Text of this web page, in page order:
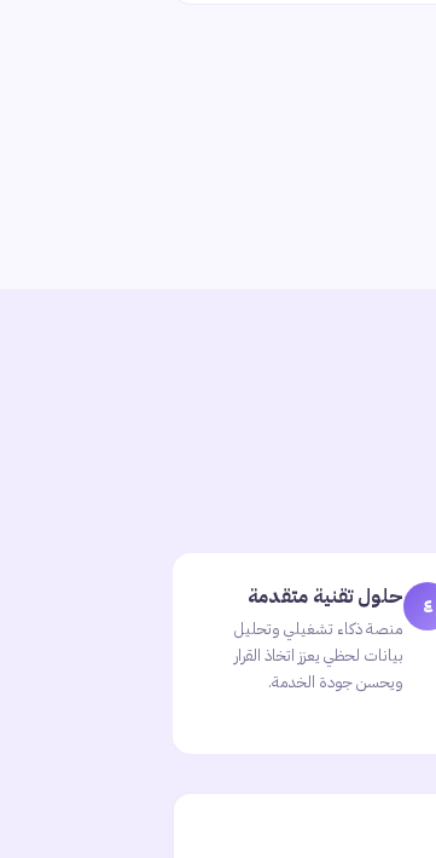
٤ حلول تقنية متقدمة
منصة ذكاء تشغيلي وتحليل
بيانات لحظي يعزز اتخاذ القرار
ويحسن جودة الخدمة.